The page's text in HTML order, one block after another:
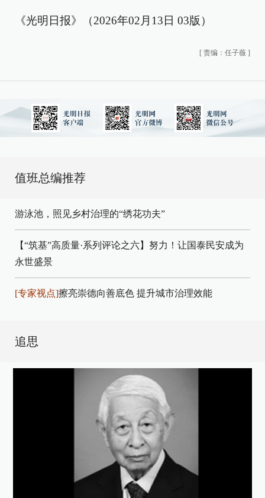
《光明日报》（2026年02月13日 03版）
[ 责编：任子薇 ]
值班总编推荐
游泳池，照见乡村治理的“绣花功夫”
【“筑基”高质量·系列评论之六】努力！让国泰民安成为
永世盛景
[专家视点]擦亮崇德向善底色 提升城市治理效能
追思